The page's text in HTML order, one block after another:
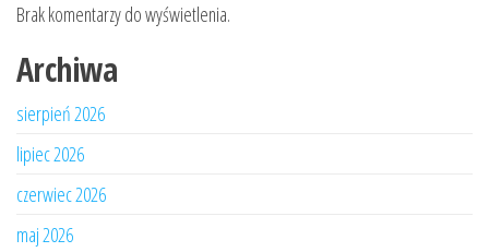
Brak komentarzy do wyświetlenia.
Archiwa
sierpień 2026
lipiec 2026
czerwiec 2026
maj 2026